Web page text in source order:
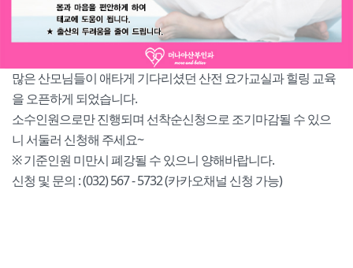
많은 산모님들이 애타게 기다리셨던 산전 요가교실과 힐링 교육
을 오픈하게 되었습니다.
소수인원으로만 진행되며 선착순신청으로 조기마감될 수 있으
니 서둘러 신청해 주세요~
※ 기준인원 미만시 폐강될 수 있으니 양해바랍니다.
신청 및 문의 : (032) 567 - 5732 (카카오채널 신청 가능)